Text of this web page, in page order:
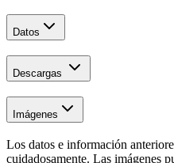
Datos
Descargas
Imágenes
Los datos e información
cuidadosamente. Las imágenes